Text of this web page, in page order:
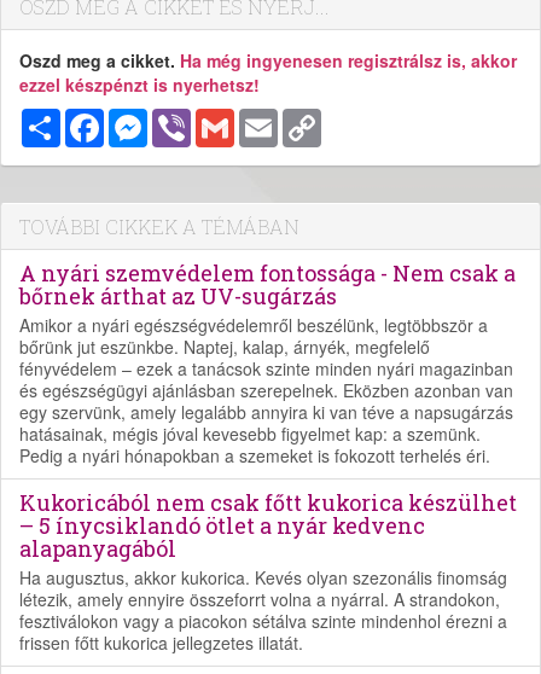
OSZD MEG A CIKKET ÉS NYERJ...
Oszd meg a cikket. Ha még ingyenesen regisztrálsz is, akkor
ezzel készpénzt is nyerhetsz!
MegosztásFacebookMessenger
Viber Gmail Email
TOVÁBBI CIKKEK A TÉMÁBAN
A nyári szemvédelem fontossága - Nem csak a
bőrnek árthat az UV-sugárzás
Amikor a nyári egészségvédelemről beszélünk, legtöbbször a
bőrünk jut eszünkbe. Naptej, kalap, árnyék, megfelelő
fényvédelem – ezek a tanácsok szinte minden nyári magazinban
és egészségügyi ajánlásban szerepelnek. Eközben azonban van
egy szervünk, amely legalább annyira ki van téve a napsugárzás
hatásainak, mégis jóval kevesebb figyelmet kap: a szemünk.
Pedig a nyári hónapokban a szemeket is fokozott terhelés éri.
Kukoricából nem csak főtt kukorica készülhet
– 5 ínycsiklandó ötlet a nyár kedvenc
alapanyagából
Ha augusztus, akkor kukorica. Kevés olyan szezonális finomság
létezik, amely ennyire összeforrt volna a nyárral. A strandokon,
fesztiválokon vagy a piacokon sétálva szinte mindenhol érezni a
frissen főtt kukorica jellegzetes illatát.